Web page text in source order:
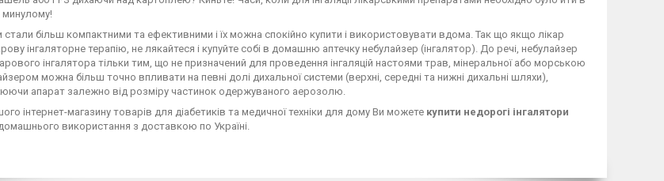
минулому!
стали більш компактними та ефективними і їх можна спокійно купити і використовувати вдома. Так що якщо лікар
інгаляторне терапію, не лякайтеся і купуйте собі в домашню аптечку небулайзер (інгалятор). До речі, небулайзер
інгалятора тільки тим, що не призначений для проведення інгаляцій настоями трав, мінеральної або морською
можна більш точно впливати на певні долі дихальної системи (верхні, середні та нижні дихальні шляхи),
апарат залежно від розміру частинок одержуваного аерозолю.
інтернет-магазину товарів для діабетиків та медичної техніки для дому Ви можете купити недорогі інгалятори
використання з доставкою по Україні.